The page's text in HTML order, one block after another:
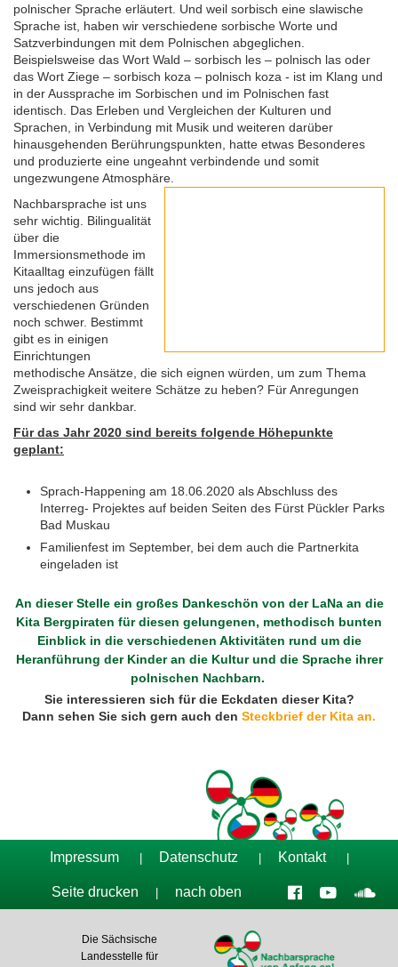
polnischer Sprache erläutert. Und weil sorbisch eine slawische
Sprache ist, haben wir verschiedene sorbische Worte und
Satzverbindungen mit dem Polnischen abgeglichen.
Beispielsweise das Wort Wald – sorbisch les – polnisch las oder
das Wort Ziege – sorbisch koza – polnisch koza - ist im Klang und
in der Aussprache im Sorbischen und im Polnischen fast
identisch. Das Erleben und Vergleichen der Kulturen und
Sprachen, in Verbindung mit Musik und weiteren darüber
hinausgehenden Berührungspunkten, hatte etwas Besonderes
und produzierte eine ungeahnt verbindende und somit
ungezwungene Atmosphäre.
Nachbarsprache ist uns
sehr wichtig. Bilingualität
über die
Immersionsmethode im
Kitaalltag einzufügen fällt
uns jedoch aus
verschiedenen Gründen
noch schwer. Bestimmt
gibt es in einigen
Einrichtungen
methodische Ansätze, die sich eignen würden, um zum Thema
Zweisprachigkeit weitere Schätze zu heben? Für Anregungen
sind wir sehr dankbar.
Für das Jahr 2020 sind bereits folgende Höhepunkte
geplant:
Sprach-Happening am 18.06.2020 als Abschluss des
Interreg- Projektes auf beiden Seiten des Fürst Pückler Parks
Bad Muskau
Familienfest im September, bei dem auch die Partnerkita
eingeladen ist
An dieser Stelle ein großes Dankeschön von der LaNa an die
Kita Bergpiraten für diesen gelungenen, methodisch bunten
Einblick in die verschiedenen Aktivitäten rund um die
Heranführung der Kinder an die Kultur und die Sprache ihrer
polnischen Nachbarn.
Sie interessieren sich für die Eckdaten dieser Kita?
Dann sehen Sie sich gern auch den Steckbrief der Kita an.
Impressum Datenschutz Kontakt
Seite drucken nach oben
Die Sächsische
Landesstelle für